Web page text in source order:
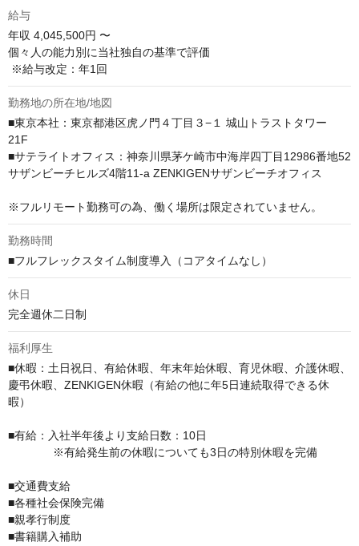
給与
年収 4,045,500円 〜
個々人の能力別に当社独自の基準で評価
※給与改定：年1回
勤務地の所在地/地図
■東京本社：東京都港区虎ノ門４丁目３−１ 城山トラストタワー
21F
■サテライトオフィス：神奈川県茅ケ崎市中海岸四丁目12986番地52
サザンビーチヒルズ4階11-a ZENKIGENサザンビーチオフィス
※フルリモート勤務可の為、働く場所は限定されていません。
勤務時間
■フルフレックスタイム制度導入（コアタイムなし）
休日
完全週休二日制
福利厚生
■休暇：土日祝日、有給休暇、年末年始休暇、育児休暇、介護休暇、
慶弔休暇、ZENKIGEN休暇（有給の他に年5日連続取得できる休
暇）
■有給：入社半年後より支給日数：10日
※有給発生前の休暇についても3日の特別休暇を完備
■交通費支給
■各種社会保険完備
■親孝行制度
■書籍購入補助